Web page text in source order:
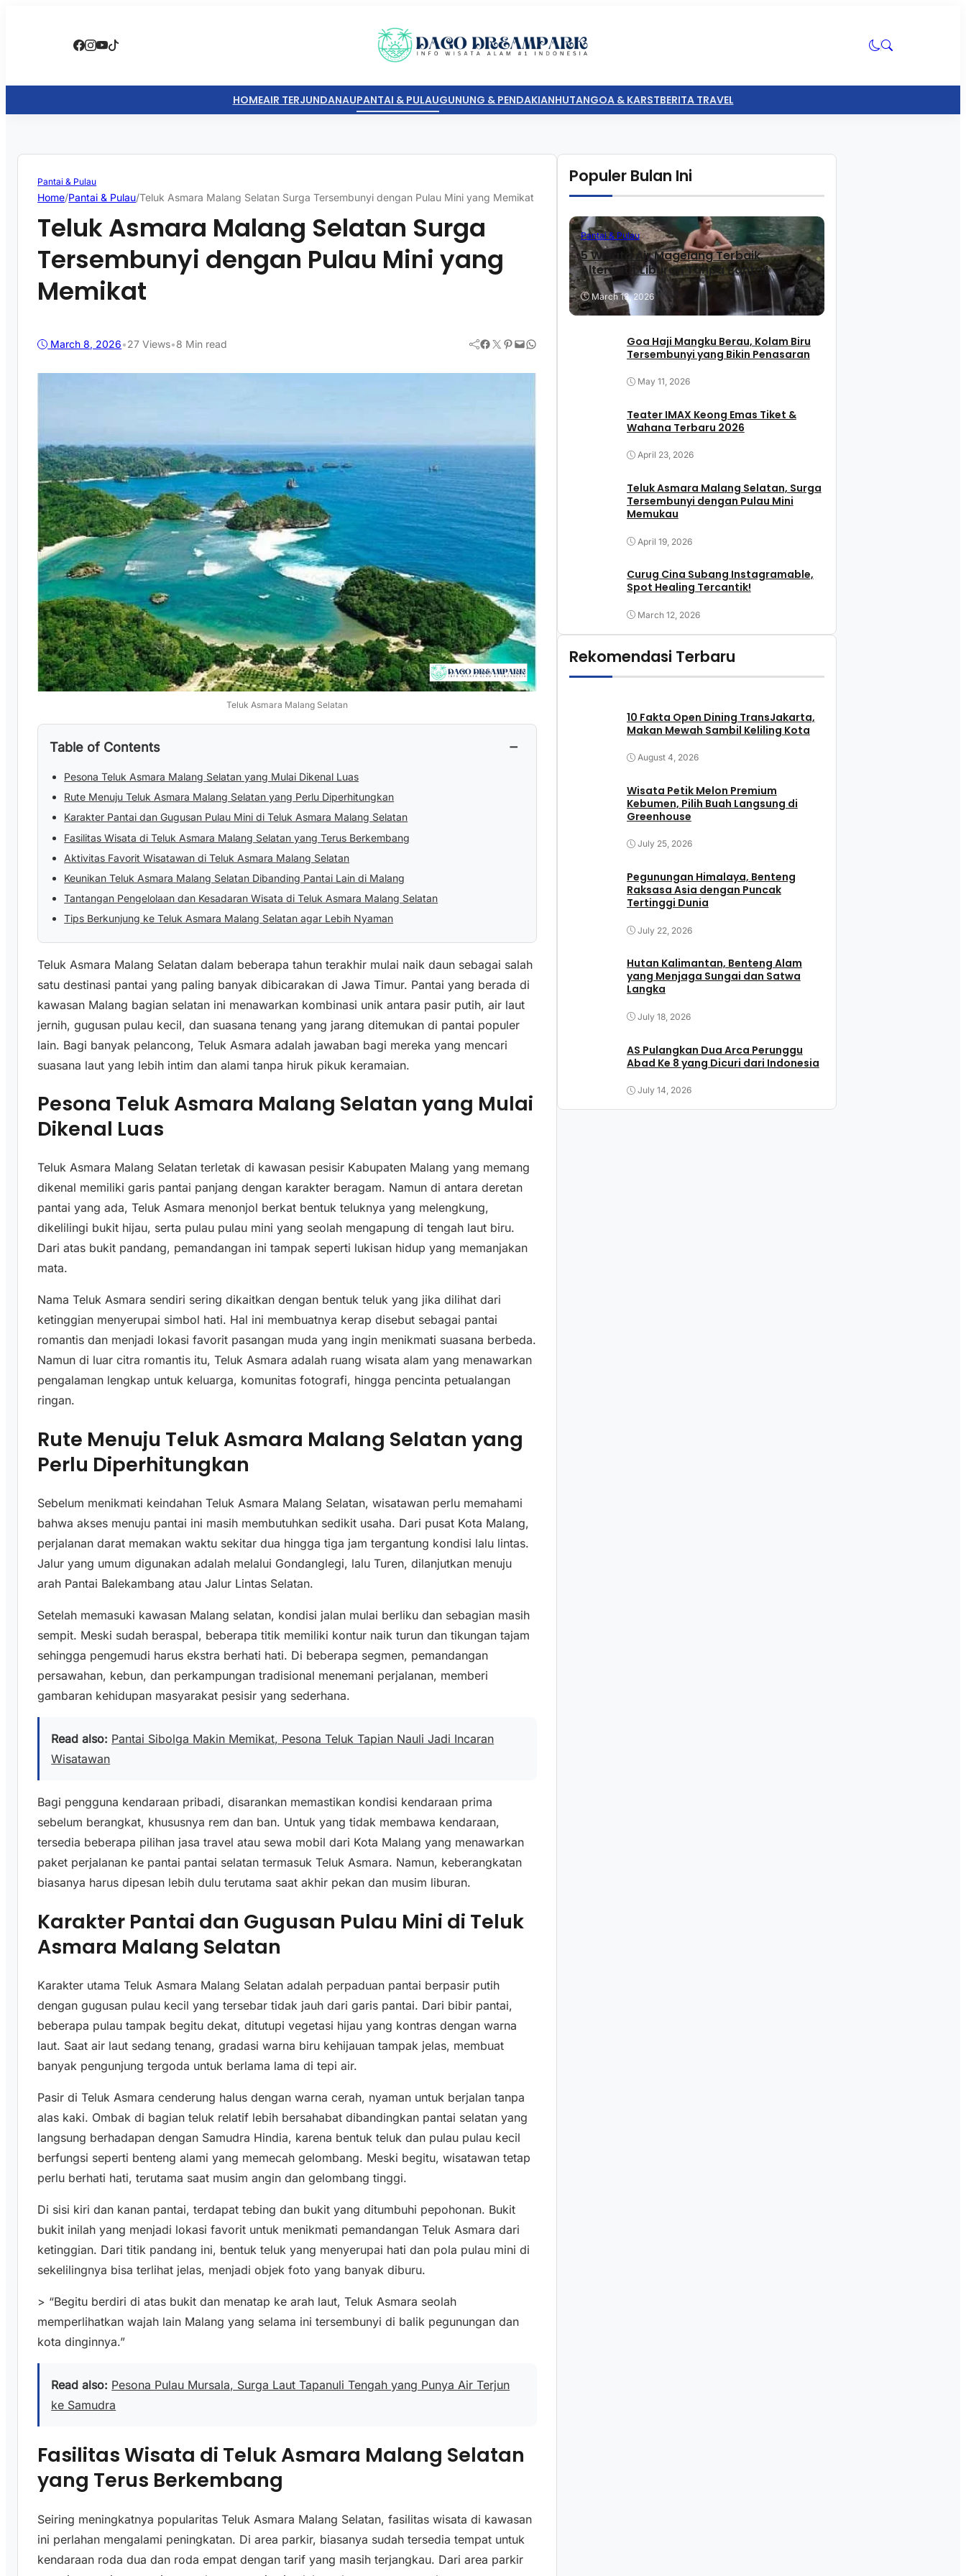
HOMEAIR TERJUNDANAUPANTAI & PULAUGUNUNG & PENDAKIANHUTANGOA & KARSTBERITA TRAVEL
Pantai & Pulau
Home/Pantai & Pulau/Teluk Asmara Malang Selatan Surga Tersembunyi dengan Pulau Mini yang Memikat
Teluk Asmara Malang Selatan Surga
Tersembunyi dengan Pulau Mini yang
Memikat
March 8, 2026•27 Views•8 Min read Facebook Twitter Pinterest Mail WhatsApp
Teluk Asmara Malang Selatan
Table of Contents −
Pesona Teluk Asmara Malang Selatan yang Mulai Dikenal Luas
Rute Menuju Teluk Asmara Malang Selatan yang Perlu Diperhitungkan
Karakter Pantai dan Gugusan Pulau Mini di Teluk Asmara Malang Selatan
Fasilitas Wisata di Teluk Asmara Malang Selatan yang Terus Berkembang
Aktivitas Favorit Wisatawan di Teluk Asmara Malang Selatan
Keunikan Teluk Asmara Malang Selatan Dibanding Pantai Lain di Malang
Tantangan Pengelolaan dan Kesadaran Wisata di Teluk Asmara Malang Selatan
Tips Berkunjung ke Teluk Asmara Malang Selatan agar Lebih Nyaman
Teluk Asmara Malang Selatan dalam beberapa tahun terakhir mulai naik daun sebagai salah
satu destinasi pantai yang paling banyak dibicarakan di Jawa Timur. Pantai yang berada di
kawasan Malang bagian selatan ini menawarkan kombinasi unik antara pasir putih, air laut
jernih, gugusan pulau kecil, dan suasana tenang yang jarang ditemukan di pantai populer
lain. Bagi banyak pelancong, Teluk Asmara adalah jawaban bagi mereka yang mencari
suasana laut yang lebih intim dan alami tanpa hiruk pikuk keramaian.
Pesona Teluk Asmara Malang Selatan yang Mulai
Dikenal Luas
Teluk Asmara Malang Selatan terletak di kawasan pesisir Kabupaten Malang yang memang
dikenal memiliki garis pantai panjang dengan karakter beragam. Namun di antara deretan
pantai yang ada, Teluk Asmara menonjol berkat bentuk teluknya yang melengkung,
dikelilingi bukit hijau, serta pulau pulau mini yang seolah mengapung di tengah laut biru.
Dari atas bukit pandang, pemandangan ini tampak seperti lukisan hidup yang memanjakan
mata.
Nama Teluk Asmara sendiri sering dikaitkan dengan bentuk teluk yang jika dilihat dari
ketinggian menyerupai simbol hati. Hal ini membuatnya kerap disebut sebagai pantai
romantis dan menjadi lokasi favorit pasangan muda yang ingin menikmati suasana berbeda.
Namun di luar citra romantis itu, Teluk Asmara adalah ruang wisata alam yang menawarkan
pengalaman lengkap untuk keluarga, komunitas fotografi, hingga pencinta petualangan
ringan.
Rute Menuju Teluk Asmara Malang Selatan yang
Perlu Diperhitungkan
Sebelum menikmati keindahan Teluk Asmara Malang Selatan, wisatawan perlu memahami
bahwa akses menuju pantai ini masih membutuhkan sedikit usaha. Dari pusat Kota Malang,
perjalanan darat memakan waktu sekitar dua hingga tiga jam tergantung kondisi lalu lintas.
Jalur yang umum digunakan adalah melalui Gondanglegi, lalu Turen, dilanjutkan menuju
arah Pantai Balekambang atau Jalur Lintas Selatan.
Setelah memasuki kawasan Malang selatan, kondisi jalan mulai berliku dan sebagian masih
sempit. Meski sudah beraspal, beberapa titik memiliki kontur naik turun dan tikungan tajam
sehingga pengemudi harus ekstra berhati hati. Di beberapa segmen, pemandangan
persawahan, kebun, dan perkampungan tradisional menemani perjalanan, memberi
gambaran kehidupan masyarakat pesisir yang sederhana.
Read also: Pantai Sibolga Makin Memikat, Pesona Teluk Tapian Nauli Jadi Incaran
Wisatawan
Bagi pengguna kendaraan pribadi, disarankan memastikan kondisi kendaraan prima
sebelum berangkat, khususnya rem dan ban. Untuk yang tidak membawa kendaraan,
tersedia beberapa pilihan jasa travel atau sewa mobil dari Kota Malang yang menawarkan
paket perjalanan ke pantai pantai selatan termasuk Teluk Asmara. Namun, keberangkatan
biasanya harus dipesan lebih dulu terutama saat akhir pekan dan musim liburan.
Karakter Pantai dan Gugusan Pulau Mini di Teluk
Asmara Malang Selatan
Karakter utama Teluk Asmara Malang Selatan adalah perpaduan pantai berpasir putih
dengan gugusan pulau kecil yang tersebar tidak jauh dari garis pantai. Dari bibir pantai,
beberapa pulau tampak begitu dekat, ditutupi vegetasi hijau yang kontras dengan warna
laut. Saat air laut sedang tenang, gradasi warna biru kehijauan tampak jelas, membuat
banyak pengunjung tergoda untuk berlama lama di tepi air.
Pasir di Teluk Asmara cenderung halus dengan warna cerah, nyaman untuk berjalan tanpa
alas kaki. Ombak di bagian teluk relatif lebih bersahabat dibandingkan pantai selatan yang
langsung berhadapan dengan Samudra Hindia, karena bentuk teluk dan pulau pulau kecil
berfungsi seperti benteng alami yang memecah gelombang. Meski begitu, wisatawan tetap
perlu berhati hati, terutama saat musim angin dan gelombang tinggi.
Di sisi kiri dan kanan pantai, terdapat tebing dan bukit yang ditumbuhi pepohonan. Bukit
bukit inilah yang menjadi lokasi favorit untuk menikmati pemandangan Teluk Asmara dari
ketinggian. Dari titik pandang ini, bentuk teluk yang menyerupai hati dan pola pulau mini di
sekelilingnya bisa terlihat jelas, menjadi objek foto yang banyak diburu.
> “Begitu berdiri di atas bukit dan menatap ke arah laut, Teluk Asmara seolah
memperlihatkan wajah lain Malang yang selama ini tersembunyi di balik pegunungan dan
kota dinginnya.”
Read also: Pesona Pulau Mursala, Surga Laut Tapanuli Tengah yang Punya Air Terjun
ke Samudra
Fasilitas Wisata di Teluk Asmara Malang Selatan
yang Terus Berkembang
Seiring meningkatnya popularitas Teluk Asmara Malang Selatan, fasilitas wisata di kawasan
ini perlahan mengalami peningkatan. Di area parkir, biasanya sudah tersedia tempat untuk
kendaraan roda dua dan roda empat dengan tarif yang masih terjangkau. Dari area parkir
Populer Bulan Ini
Pantai & Pulau
5 Wisata Air Magelang Terbaik,
Alternatif Liburan Tanpa Pantai!
March 13, 2026
Goa Haji Mangku Berau, Kolam Biru
Tersembunyi yang Bikin Penasaran
May 11, 2026
Teater IMAX Keong Emas Tiket &
Wahana Terbaru 2026
April 23, 2026
Teluk Asmara Malang Selatan, Surga
Tersembunyi dengan Pulau Mini
Memukau
April 19, 2026
Curug Cina Subang Instagramable,
Spot Healing Tercantik!
March 12, 2026
Rekomendasi Terbaru
10 Fakta Open Dining TransJakarta,
Makan Mewah Sambil Keliling Kota
August 4, 2026
Wisata Petik Melon Premium
Kebumen, Pilih Buah Langsung di
Greenhouse
July 25, 2026
Pegunungan Himalaya, Benteng
Raksasa Asia dengan Puncak
Tertinggi Dunia
July 22, 2026
Hutan Kalimantan, Benteng Alam
yang Menjaga Sungai dan Satwa
Langka
July 18, 2026
AS Pulangkan Dua Arca Perunggu
Abad Ke 8 yang Dicuri dari Indonesia
July 14, 2026